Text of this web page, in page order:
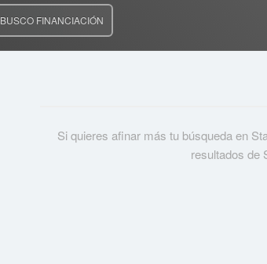
BUSCO FINANCIACIÓN
Si quieres afinar más tu búsqueda en
resultados de